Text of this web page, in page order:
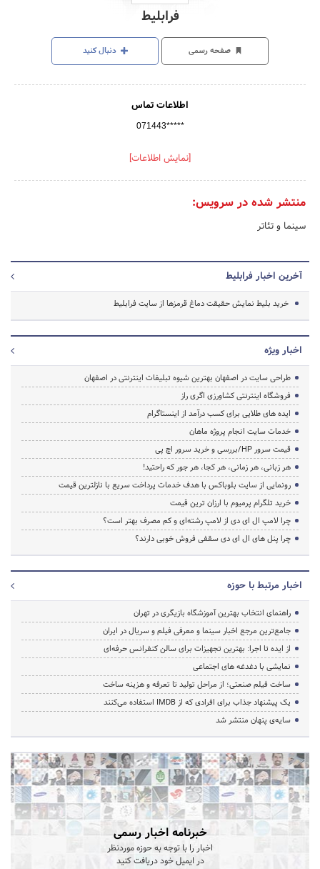
فرابلیط
صفحه رسمی دنبال کنید
اطلاعات تماس
071443*****
[نمایش اطلاعات]
منتشر شده در سرویس:
سینما و تئاتر
آخرین اخبار فرابلیط
خرید بلیط نمایش حقیقت دماغ قرمزها از سایت فرابلیط
اخبار ویژه
طراحی سایت در اصفهان بهترین شیوه تبلیغات اینترنتی در اصفهان
فروشگاه اینترنتی کشاورزی اگری راز
ایده های طلایی برای کسب درآمد از اینستاگرام
خدمات سایت انجام پروژه ماهان
قیمت سرور HP/بررسی و خرید سرور اچ پی
هر زبانی، هر زمانی، هر کجا، هر جور که راحتید!
رونمایی از سایت بلوباکس با هدف خدمات پرداخت سریع با نازلترین قیمت
خرید تلگرام پرمیوم با ارزان ترین قیمت
چرا لامپ ال ای دی از لامپ رشته‌ای و کم مصرف بهتر است؟
چرا پنل های ال ای دی سقفی فروش خوبی دارند؟
اخبار مرتبط با حوزه
راهنمای انتخاب بهترین آموزشگاه بازیگری در تهران
جامع‌ترین مرجع اخبار سینما و معرفی فیلم و سریال در ایران
از ایده تا اجرا: بهترین تجهیزات برای سالن کنفرانس حرفه‌ای
نمایشی با دغدغه های اجتماعی
ساخت فیلم صنعتی؛ از مراحل تولید تا تعرفه و هزینه ساخت
یک پیشنهاد جذاب برای افرادی که از IMDB استفاده می‌کنند
سایه‌ی پنهان منتشر شد
خبرنامه اخبار رسمی
اخبار را با توجه به حوزه موردنظر
در ایمیل خود دریافت کنید